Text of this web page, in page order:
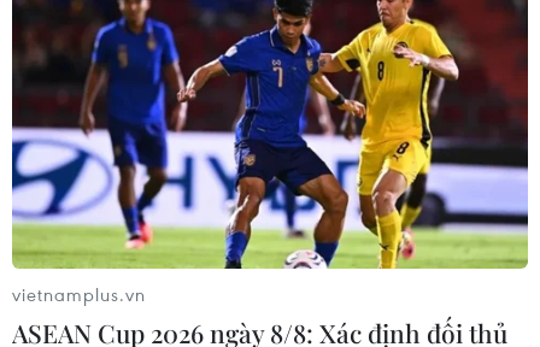
Theo dõi VietnamPlus
TIN LIÊN QUAN
vietnamplus.vn
ASEAN Cup 2026 ngày 8/8: Xác định đối thủ